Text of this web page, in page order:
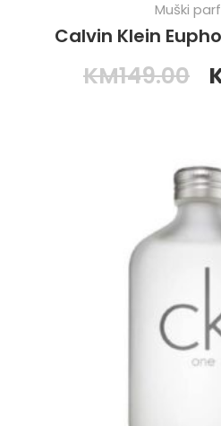
Muški
Calvin Klein
KM149.00